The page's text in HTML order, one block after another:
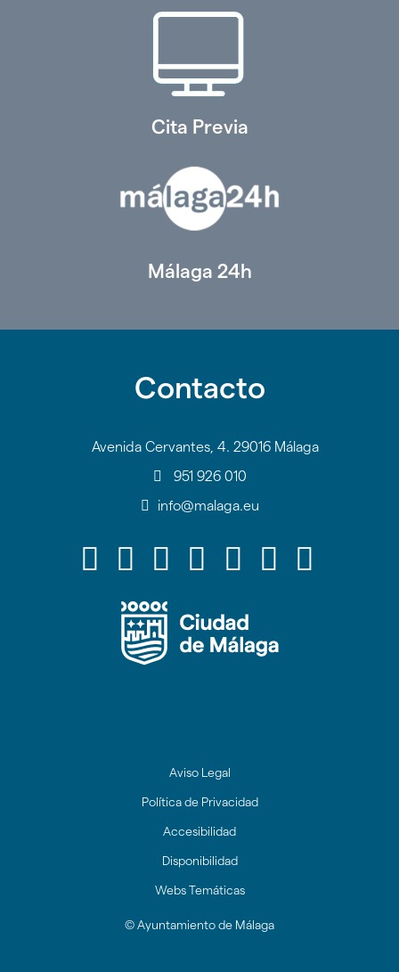
Cita Previa
Málaga 24h
Contacto
Avenida Cervantes, 4. 29016 Málaga
951 926 010
info@malaga.eu
Icono
facebook
Icono
twitter
Icono
youtube
Icono
Instagram
Icono
Linkedin
Icono
Aviso Legal
Política de Privacidad
Accesibilidad
Disponibilidad
Webs Temáticas
© Ayuntamiento de Málaga